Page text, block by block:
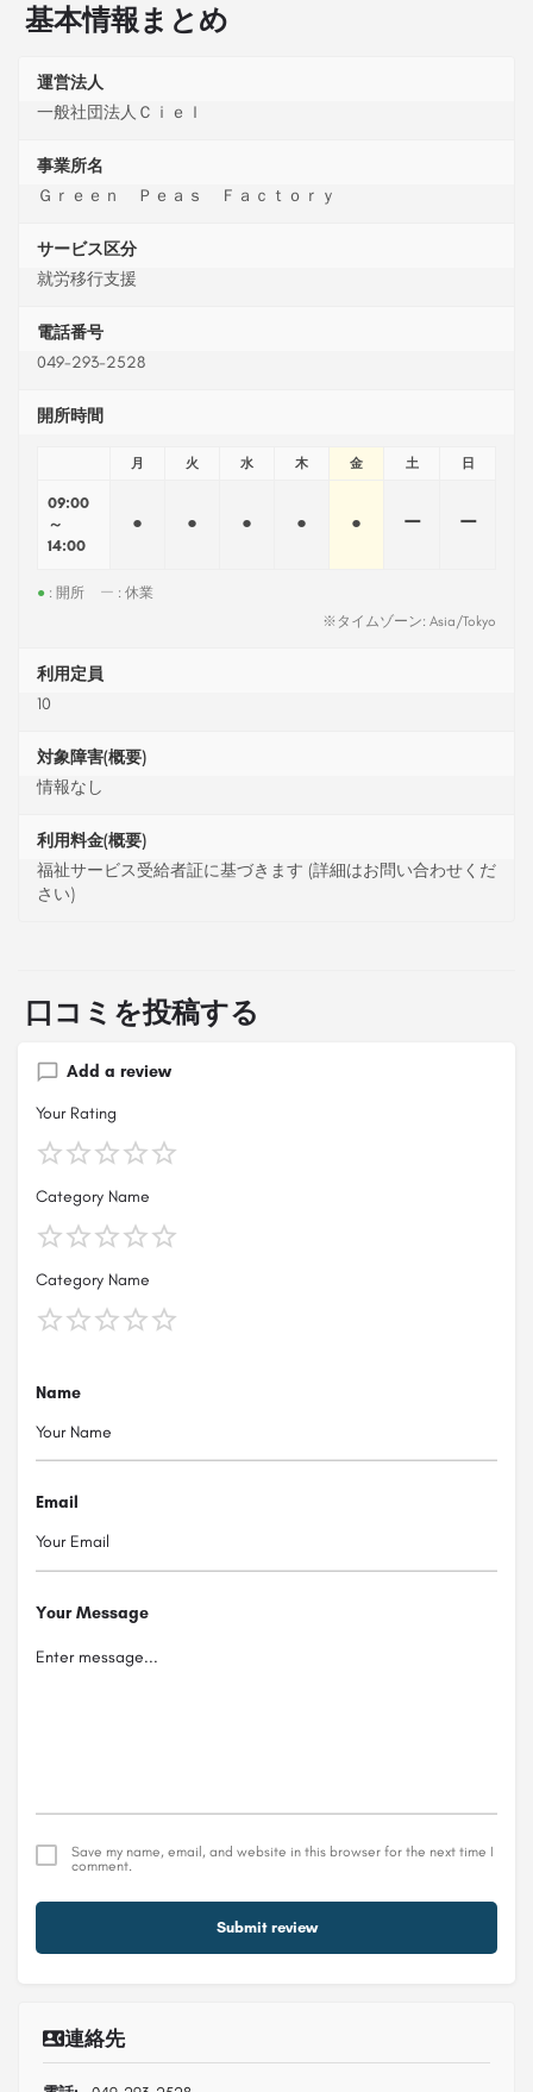
基本情報まとめ
運営法人
一般社団法人Ｃｉｅｌ
事業所名
Ｇｒｅｅｎ Ｐｅａｓ Ｆａｃｔｏｒｙ
サービス区分
就労移行支援
電話番号
049-293-2528
開所時間
月 火 水 木 金 土 日
09:00
～
14:00
● ● ● ● ● ー ー
● : 開所 ー : 休業
※タイムゾーン: Asia/Tokyo
利用定員
10
対象障害(概要)
情報なし
利用料金(概要)
福祉サービス受給者証に基づきます (詳細はお問い合わせくだ
さい)
口コミを投稿する
Add a review
Your Rating
Category Name
Category Name
Name
Email
Your Message
Save my name, email, and website in this browser for the next time I
comment.
Submit review
連絡先